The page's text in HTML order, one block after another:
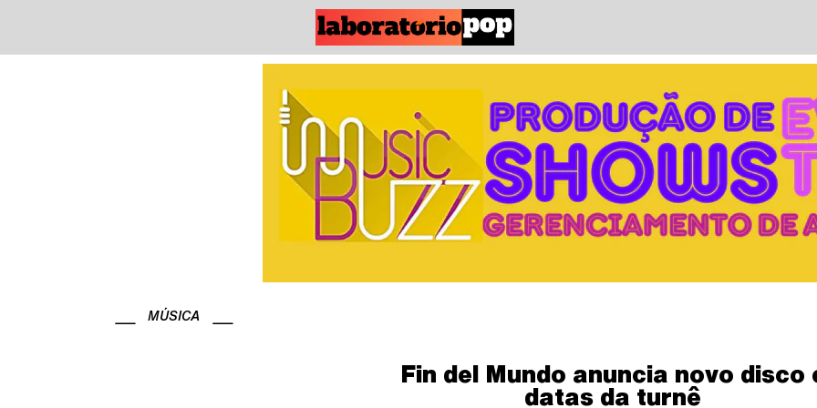
MÚSICA
Fin del Mundo anuncia novo disco
datas da turnê